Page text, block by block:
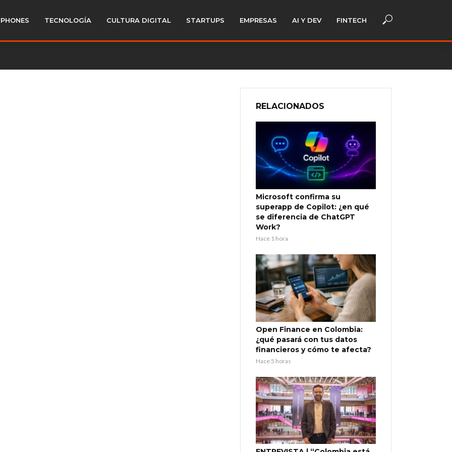
TECNOLOGÍA CULTURA DIGITAL STARTUPS EMPRESAS AI Y DEV FINTECH
RELACIONADOS
Microsoft confirma su
superapp de Copilot: ¿en qué
se diferencia de ChatGPT
Work?
Hace 1 hora
Open Finance en Colombia:
¿qué pasará con tus datos
financieros y cómo te afecta?
Hace 5 horas